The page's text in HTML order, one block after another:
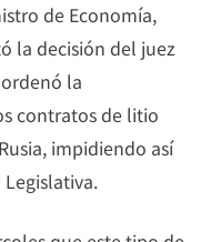
de Economía,
la decisión del juez
la
contratos de litio
impidiendo así